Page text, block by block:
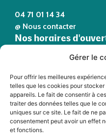
Gérer le
Pour offrir les meilleures
telles que les cookies pour
appareils. Le fait de consentir à
traiter des données telles que le
uniques sur ce site. Le fait de ne
consentement peut avoir un effet
et fonctions.
04 71 01 14 34
@ Nous contacter
Nos horaires
Le vendredi de 9h à 12h
Suivez-nous !
Portail Interne